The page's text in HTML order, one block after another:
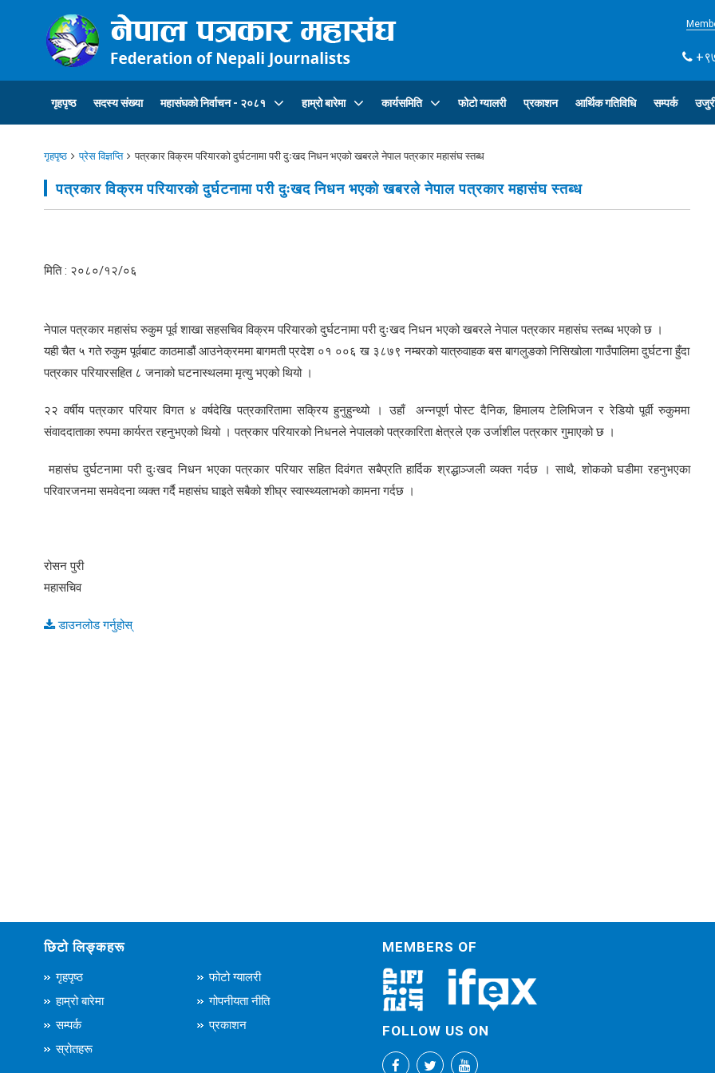
गृहपृष्ठ सदस्य संख्या महासंघकाे निर्वाचन - २०८१ हाम्रो बारेमा कार्यसमिति फोटो ग्यालरी प्रकाशन आर्थिक गतिविधि सम्पर्क
गृहपृष्ठ प्रेस विज्ञप्ति पत्रकार विक्रम परियारको दुर्घटनामा परी दुःखद निधन भएको खबरले नेपाल पत्रकार महासंघ स्तब्ध
पत्रकार विक्रम परियारको दुर्घटनामा परी दुःखद निधन भएको खबरले नेपाल पत्रकार महासंघ स्तब्ध
मिति : २०८०/१२/०६
नेपाल पत्रकार महासंघ रुकुम पूर्व शाखा सहसचिव विक्रम परियारको दुर्घटनामा परी दुःखद निधन भएको खबरले नेपाल पत्रकार महासंघ स्तब्ध भएको छ ।
यही चैत ५ गते रुकुम पूर्वबाट काठमाडौं आउनेक्रममा बागमती प्रदेश ०१ ००६ ख ३८७९ नम्बरको यात्रुवाहक बस बागलुङको निसिखोला गाउँपालिमा दुर्घटना हुँदा
पत्रकार परियारसहित ८ जनाको घटनास्थलमा मृत्यु भएको थियो ।
२२ वर्षीय पत्रकार परियार विगत ४ वर्षदेखि पत्रकारितामा सक्रिय हुनुहुन्थ्यो । उहाँ अन्नपूर्ण पोस्ट दैनिक, हिमालय टेलिभिजन र रेडियो पूर्वी रुकुममा
संवाददाताका रुपमा कार्यरत रहनुभएको थियो । पत्रकार परियारको निधनले नेपालको पत्रकारिता क्षेत्रले एक उर्जाशील पत्रकार गुमाएको छ ।
महासंघ दुर्घटनामा परी दुःखद निधन भएका पत्रकार परियार सहित दिवंगत सबैप्रति हार्दिक श्रद्धाञ्जली व्यक्त गर्दछ । साथै, शोकको घडीमा रहनुभएका
परिवारजनमा समवेदना व्यक्त गर्दै महासंघ घाइते सबैको शीघ्र स्वास्थ्यलाभको कामना गर्दछ ।
रोसन पुरी
महासचिव
डाउनलोड गर्नुहोस्
छिटो लिङ्कहरू
गृहपृष्ठ
फोटो ग्यालरी
हाम्रो बारेमा
गोपनीयता नीति
सम्पर्क
प्रकाशन
स्रोतहरू
MEMBERS OF
FOLLOW US ON